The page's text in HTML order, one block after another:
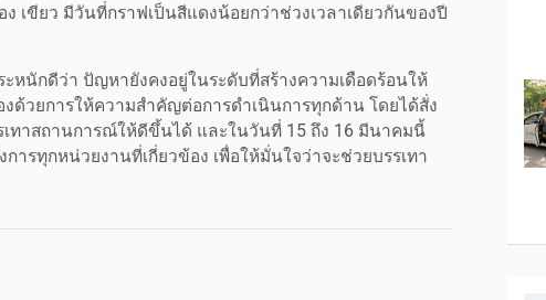
เขียว มีวันที่กราฟเป็นสีแดงน้อยกว่าช่วงเวลาเดียวกันของปี
นักดีว่า ปัญหายังคงอยู่ในระดับที่สร้างความเดือดร้อนให้
ด้วยการให้ความสำคัญต่อการดำเนินการทุกด้าน โดยได้สั่ง
ทาสถานการณ์ให้ดีขึ้นได้ และในวันที่ 15 ถึง 16 มีนาคมนี้
ารทุกหน่วยงานที่เกี่ยวข้อง เพื่อให้มั่นใจว่าจะช่วยบรรเทา